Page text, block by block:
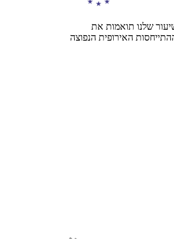
שלנו תואמות את
האירופית הנפוצה